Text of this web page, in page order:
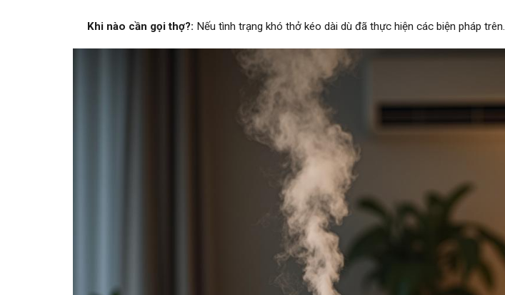
Khi nào cần gọi thợ?: Nếu tình trạng khó thở kéo dài dù đã thực hiện các biện pháp trên.